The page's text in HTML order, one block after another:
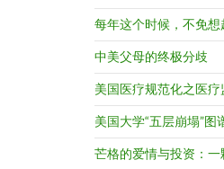
每年这个时候，不免
中美父母的终极分歧
美国医疗规范化之医疗
美国大学“五层崩塌”图
芒格的爱情与投资：